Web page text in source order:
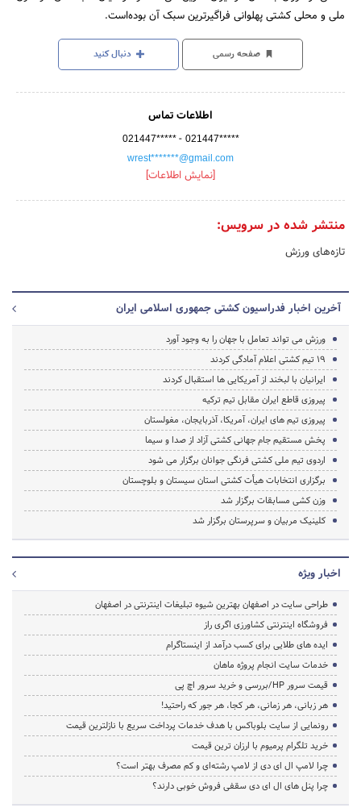
ملی و محلی کشتی پهلوانی فراگیرترین سبک آن بوده‌است.
صفحه رسمی دنبال کنید
اطلاعات تماس
021447***** - 021447*****
wrest*******@gmail.com
[نمایش اطلاعات]
منتشر شده در سرویس:
تازه‌های ورزش
آخرین اخبار فدراسیون کشتی جمهوری اسلامی ایران
ورزش می تواند تعامل با جهان را به وجود آورد
19 تیم کشتی اعلام آمادگی کردند
ایرانیان با لبخند از آمریکایی ها استقبال کردند
پیروزی قاطع ایران مقابل تیم ترکیه
پیروزی تیم های ایران، آمریکا، آذربایجان، مغولستان
پخش مستقیم جام جهانی کشتی آزاد از صدا و سیما
اردوی تیم ملی کشتی فرنگی جوانان برگزار می شود
برگزاری انتخابات هیأت کشتی استان سیستان و بلوچستان
وزن کشی مسابقات برگزار شد
کلینیک مربیان و سرپرستان برگزار شد
اخبار ویژه
طراحی سایت در اصفهان بهترین شیوه تبلیغات اینترنتی در اصفهان
فروشگاه اینترنتی کشاورزی اگری راز
ایده های طلایی برای کسب درآمد از اینستاگرام
خدمات سایت انجام پروژه ماهان
قیمت سرور HP/بررسی و خرید سرور اچ پی
هر زبانی، هر زمانی، هر کجا، هر جور که راحتید!
رونمایی از سایت بلوباکس با هدف خدمات پرداخت سریع با نازلترین قیمت
خرید تلگرام پرمیوم با ارزان ترین قیمت
چرا لامپ ال ای دی از لامپ رشته‌ای و کم مصرف بهتر است؟
چرا پنل های ال ای دی سقفی فروش خوبی دارند؟